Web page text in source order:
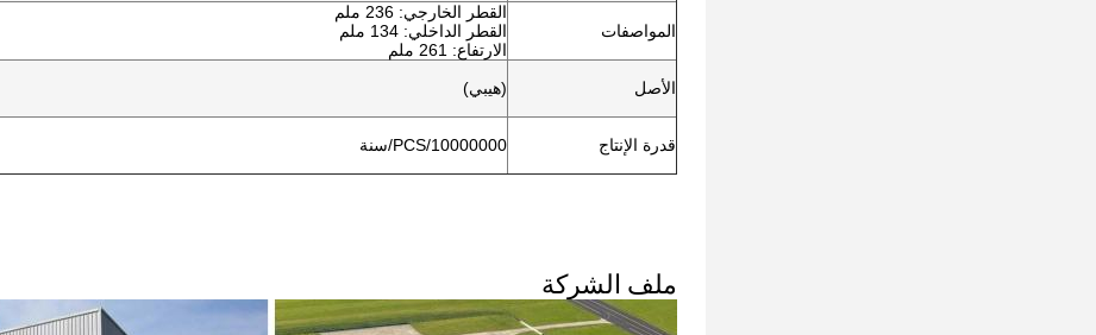
المواصفات
القطر الخارجي: 236 ملم
القطر الداخلي: 134 ملم
الارتفاع: 261 ملم
الأصل
(هيبي)
قدرة الإنتاج 10000000/PCS/سنة
ملف الشركة